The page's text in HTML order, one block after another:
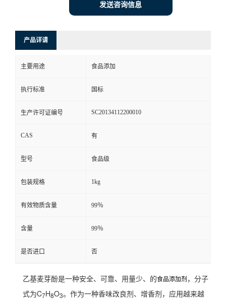
发送咨询信息
产品详请
主要用途 食品添加
执行标准 国标
生产许可证编号 SC20134112200010
CAS 有
型号 食品级
包装规格 1kg
有效物质含量 99％
含量 99％
是否进口 否
乙基麦芽酚是一种安全、可靠、用量少、的食品添加剂 ，分子
式为C7H8O3。作为一种香味改良剂、增香剂，应用越来越